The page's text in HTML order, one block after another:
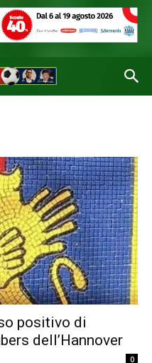
positivo di
dell’Hannover
0